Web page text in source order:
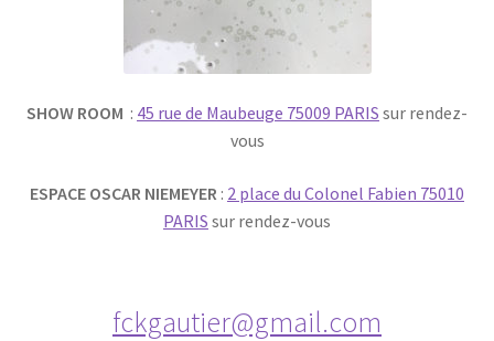
SHOW ROOM : 45 rue de Maubeuge 75009 PARIS sur rendez-
vous
ESPACE OSCAR NIEMEYER : 2 place du Colonel Fabien 75010
PARIS sur rendez-vous
fckgautier@gmail.com